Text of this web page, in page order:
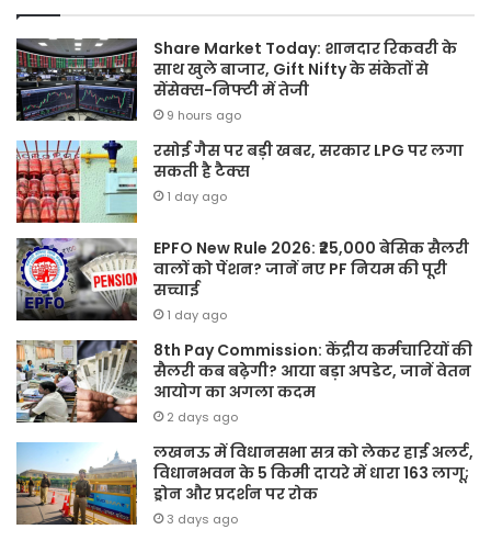
Share Market Today: शानदार रिकवरी के
साथ खुले बाजार, Gift Nifty के संकेतों से
सेंसेक्स-निफ्टी में तेजी
9 hours ago
रसोई गैस पर बड़ी खबर, सरकार LPG पर लगा
सकती है टैक्स
1 day ago
EPFO New Rule 2026: ₹25,000 बेसिक सैलरी
वालों को पेंशन? जानें नए PF नियम की पूरी
सच्चाई
1 day ago
8th Pay Commission: केंद्रीय कर्मचारियों की
सैलरी कब बढ़ेगी? आया बड़ा अपडेट, जानें वेतन
आयोग का अगला कदम
2 days ago
लखनऊ में विधानसभा सत्र को लेकर हाई अलर्ट,
विधानभवन के 5 किमी दायरे में धारा 163 लागू;
ड्रोन और प्रदर्शन पर रोक
3 days ago